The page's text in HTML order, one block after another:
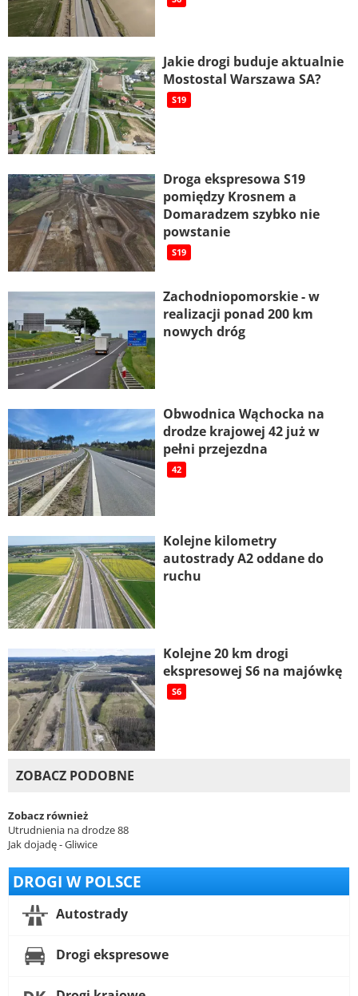
Jakie drogi buduje aktualnie
Mostostal Warszawa SA?
S19
Droga ekspresowa S19
pomiędzy Krosnem a
Domaradzem szybko nie
powstanie
S19
Zachodniopomorskie - w
realizacji ponad 200 km
nowych dróg
Obwodnica Wąchocka na
drodze krajowej 42 już w
pełni przejezdna
42
Kolejne kilometry
autostrady A2 oddane do
ruchu
Kolejne 20 km drogi
ekspresowej S6 na majówkę
S6
ZOBACZ PODOBNE
Zobacz również
Utrudnienia na drodze 88
Jak dojadę - Gliwice
DROGI W POLSCE
Autostrady
Drogi ekspresowe